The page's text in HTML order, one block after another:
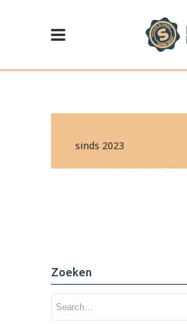
sinds 2023
Wijziging in de erf- en
Zoeken